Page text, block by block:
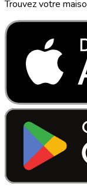
Trouvez votre